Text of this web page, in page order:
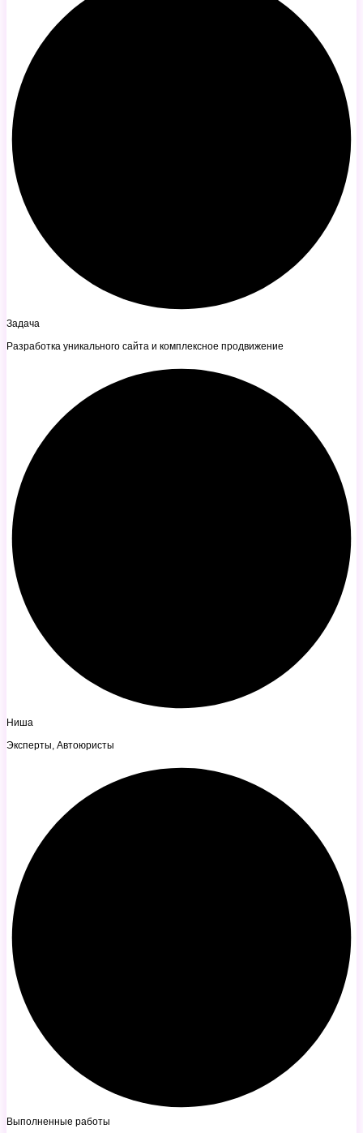
Задача
Разработка уникального сайта и комплексное продвижение
Ниша
Эксперты, Автоюристы
Выполненные работы